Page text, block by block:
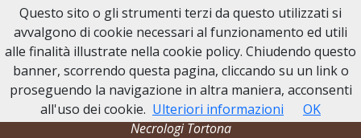
NECROLOGI TORTONA
Necrologi Tortona
Questo sito o gli strumenti terzi da questo utilizzati si
avvalgono di cookie necessari al funzionamento ed utili
alle finalità illustrate nella cookie policy. Chiudendo questo
banner, scorrendo questa pagina, cliccando su un link o
proseguendo la navigazione in altra maniera, acconsenti
all'uso dei cookie. Ulteriori informazioni OK